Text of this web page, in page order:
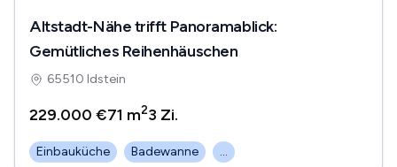
Altstadt-Nähe trifft Panoramablick:
Gemütliches Reihenhäuschen
65510 Idstein
229.000 €71 m23 Zi.
Einbauküche Badewanne ...